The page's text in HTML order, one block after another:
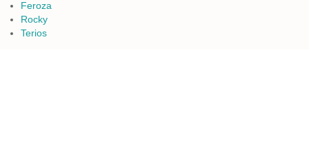
Feroza
Rocky
Terios